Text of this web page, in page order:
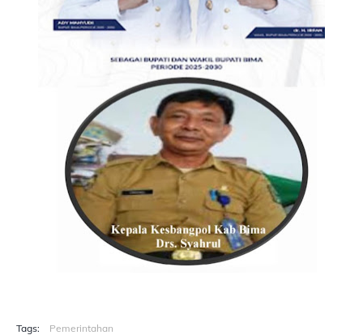
Tags: Pemerintahan